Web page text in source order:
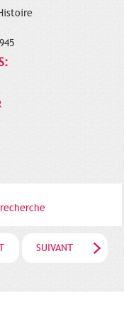
SUIVANT